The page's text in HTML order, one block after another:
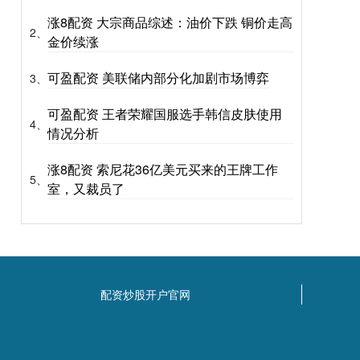
2、
涨8配资 大宗商品综述：油价下跌 铜价走高
金价续涨
3、 可盈配资 美联储内部分化加剧市场博弈
4、
可盈配资 王者荣耀国服选手韩信皮肤使用
情况分析
5、
涨8配资 索尼花36亿美元买来的王牌工作
室，又裁员了
配资炒股开户官网